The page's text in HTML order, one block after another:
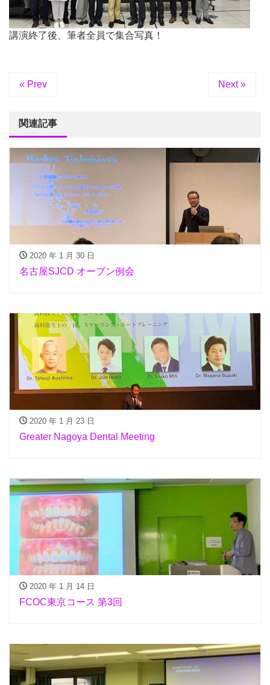
講演終了後、筆者全員で集合写真！
« Prev Next »
関連記事
2020 年 1 月 30 日
名古屋SJCD オープン例会
2020 年 1 月 23 日
Greater Nagoya Dental Meeting
2020 年 1 月 14 日
FCOC東京コース 第3回